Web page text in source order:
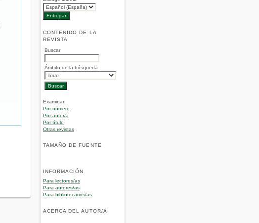
CONTENIDO DE LA
REVISTA
Buscar
Ámbito de la búsqueda
Examinar
Por número
Por autor/a
Por título
Otras revistas
TAMAÑO DE FUENTE
INFORMACIÓN
Para lectores/as
Para autores/as
Para bibliotecarios/as
ACERCA DEL AUTOR/A